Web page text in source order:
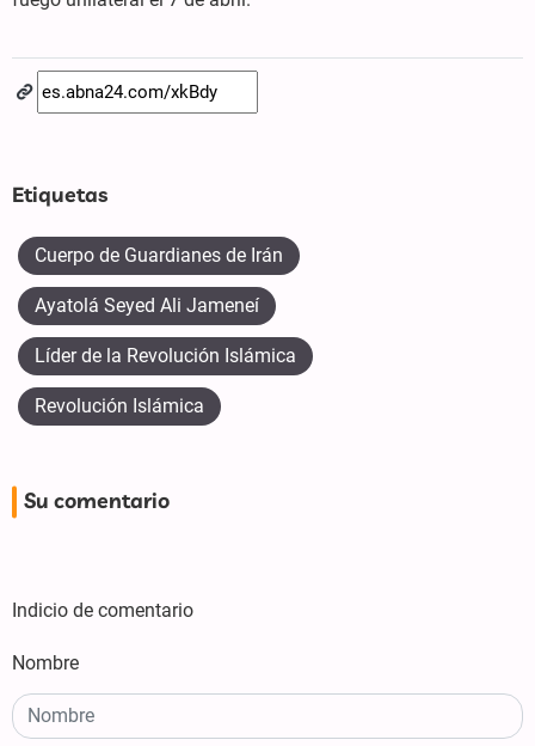
Etiquetas
Cuerpo de Guardianes de Irán
Ayatolá Seyed Ali Jameneí
Líder de la Revolución Islámica
Revolución Islámica
Su comentario
Indicio de comentario
Nombre